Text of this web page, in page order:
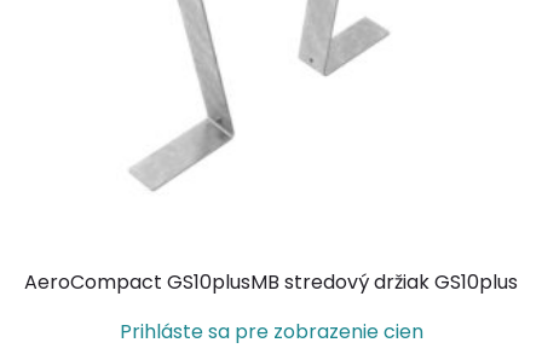
AeroCompact GS10plusMB stredový držiak GS10plus
Prihláste sa pre zobrazenie cien